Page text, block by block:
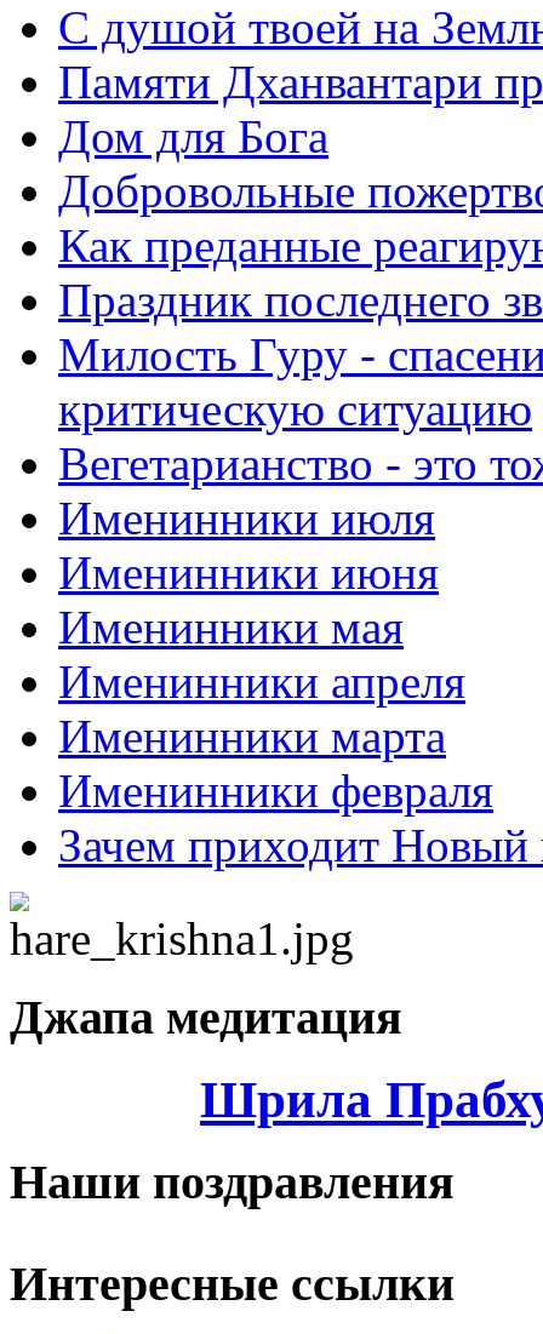
С душой твоей на
Памяти Дханвантари
Дом для Бога
Добровольные
Как преданные
Праздник последнего
Милость Гуру -
критическую ситуацию
Вегетарианство - это
Именинники июля
Именинники июня
Именинники мая
Именинники апреля
Именинники марта
Именинники февраля
Зачем приходит Новый
Джапа медитация
Шрила
Наши поздравления
Интересные ссылки